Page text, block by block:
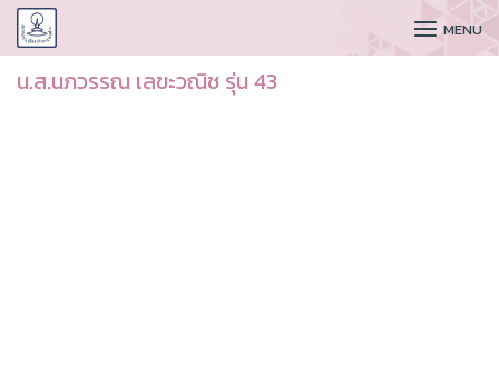
CUDAA MENU
น.ส.นภวรรณ เลขะวณิช รุ่น 43